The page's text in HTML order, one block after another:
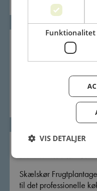
NYHED
RA/MB 1 x 2,5 kg
Skælskør Frugtplantage lancerer to nye marmelader
til det professionelle
Funktionalitet
VIS DETALJER